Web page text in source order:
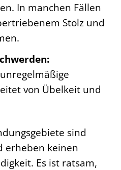
In manchen Fällen
Stolz und
von Übelkeit und
sind
erheben keinen
Es ist ratsam,